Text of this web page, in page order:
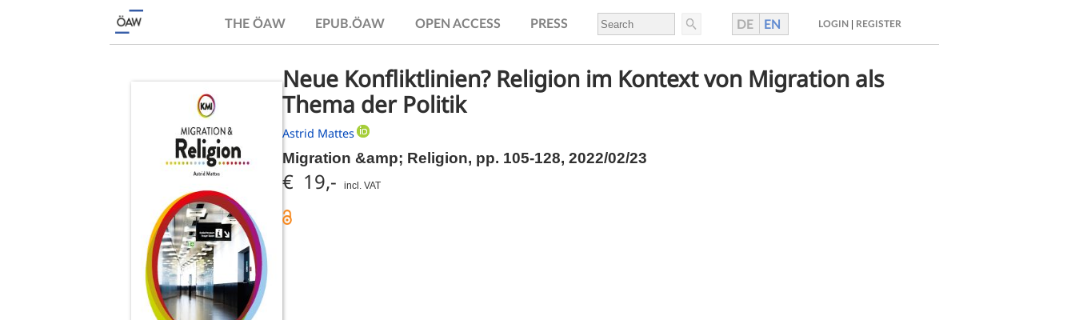
THE ÖAW EPUB.ÖAW OPEN ACCESS PRESS DE EN LOGIN REGISTER
Neue Konfliktlinien? Religion im Kontext von Migration als
Thema der Politik
Astrid Mattes
Migration &amp; Religion, pp. 105-128, 2022/02/23
€ 19,- incl. VAT